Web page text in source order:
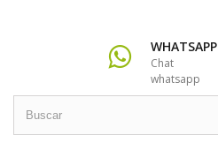
WHATSAPP
Chat
whatsapp